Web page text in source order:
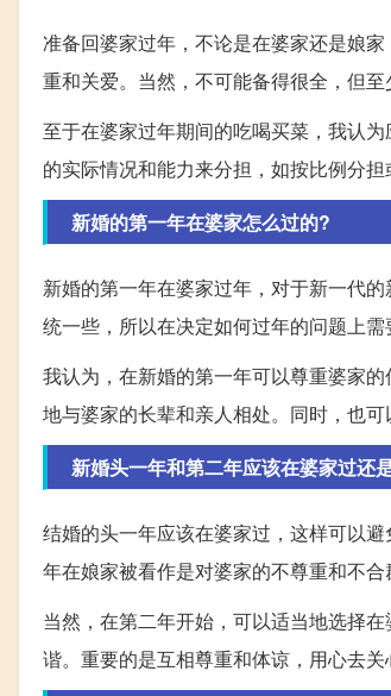
准备回婆家过年，不论是在婆家还是娘
重和关爱。当然，不可能备得很全，但至
至于在婆家过年期间的吃喝买菜，我认
的实际情况和能力来分担，如按比例分
新婚的第一年在婆家怎么过的?
新婚的第一年在婆家过年，对于新一代
统一些，所以在决定如何过年的问题上需
我认为，在新婚的第一年可以尊重婆家
地与婆家的长辈和亲人相处。同时，也
新婚头一年和第二年应该在婆家过还
结婚的头一年应该在婆家过，这样可以
年在娘家被看作是对婆家的不尊重和不合
当然，在第二年开始，可以适当地选择
谐。重要的是互相尊重和体谅，用心去